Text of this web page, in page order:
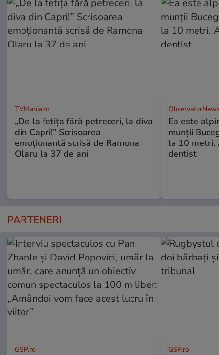
TVMania.ro
„De la fetița fără petreceri, la diva
din Capri!” Scrisoarea
emoționantă scrisă de Ramona
Olaru la 37 de ani
Ea este
munţii
la 10 metri.
dentist
PARTENERI
GSP.ro GSP.ro